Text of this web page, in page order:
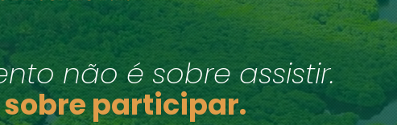
não é sobre assistir.
sobre participar.